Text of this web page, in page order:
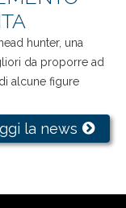
hunter, una
da proporre ad
alcune figure
la news